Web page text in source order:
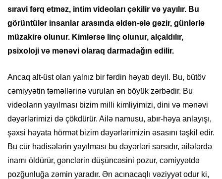
sıravi fərq etməz, intim videoları çəkilir və yayılır. Bu
görüntülər insanlar arasında əldən-ələ gəzir, günlərlə
müzakirə olunur. Kimlərsə linç olunur, alçaldılır,
psixoloji və mənəvi olaraq darmadağın edilir.
Ancaq alt-üst olan yalnız bir fərdin həyatı deyil. Bu, bütöv
cəmiyyətin təməllərinə vurulan ən böyük zərbədir. Bu
videoların yayılması bizim milli kimliyimizi, dini və mənəvi
dəyərlərimizi də çökdürür. Ailə namusu, abır-həya anlayışı,
şəxsi həyata hörmət bizim dəyərlərimizin əsasını təşkil edir.
Bu cür hadisələrin yayılması bu dəyərləri sarsıdır, ailələrdə
inamı öldürür, gənclərin düşüncəsini pozur, cəmiyyətdə
pozğunluğa zəmin yaradır. Ən acınacaqlı vəziyyət odur ki,